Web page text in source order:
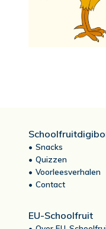
Snacks
Quizzen
Voorleesverhalen
Contact
EU-Schoolfruit